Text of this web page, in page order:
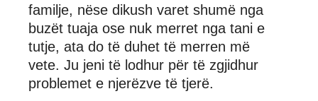
familje, nëse dikush varet shumë nga
buzët tuaja ose nuk merret nga tani e
tutje, ata do të duhet të merren më
vete. Ju jeni të lodhur për të zgjidhur
problemet e njerëzve të tjerë.